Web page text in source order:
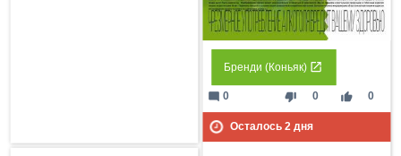
Бренди (Коньяк)
thumb_down 0 thumb_up 0
mode_comment 0
Осталось 2дня